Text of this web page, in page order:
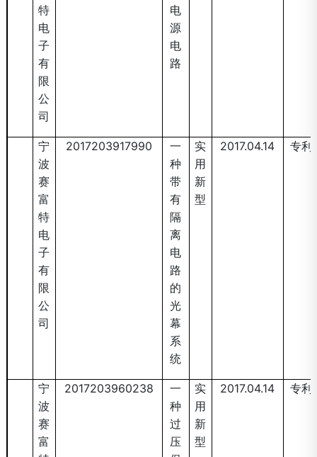
特
电
子
有
限
公
司
电
源
电
路
宁
波
赛
富
特
电
子
有
限
公
司
2017203917990
一
种
带
有
隔
离
电
路
的
光
幕
系
统
实
用
新
型
2017.04.14 专利
宁
波
赛
富
2017203960238
一
种
过
压
实
用
新
型
2017.04.14 专利